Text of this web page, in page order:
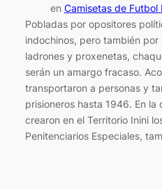
en Camisetas de Futbol
Pobladas por opositores
indochinos, pero también
ladrones y proxenetas,
serán un amargo fracaso.
transportaron a personas y
prisioneros hasta 1946. En
crearon en el Territorio Inini
Penitenciarios Especiales,